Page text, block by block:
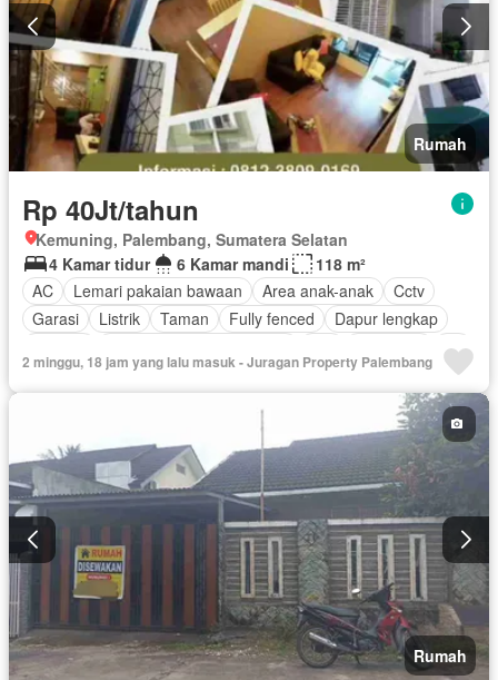
Rumah
Rp 40Jt/tahun
Kemuning, Palembang, Sumatera Selatan
4 Kamar tidur
6 Kamar mandi
118 m²
AC
Lemari pakaian bawaan Area anak-anak
Cctv
Garasi
Listrik Taman Fully fenced
Dapur lengkap
Air
Halaman
Teras Berperabot lengkap
2 minggu, 18 jam yang lalu masuk - Juragan Property Palembang
Rumah